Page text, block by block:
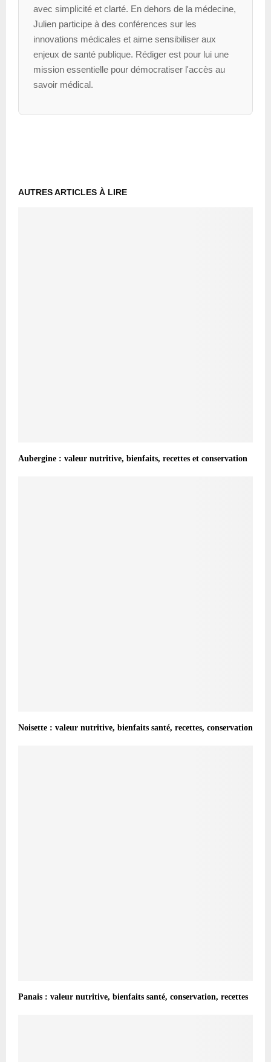
avec simplicité et clarté. En dehors de la médecine,
Julien participe à des conférences sur les
innovations médicales et aime sensibiliser aux
enjeux de santé publique. Rédiger est pour lui une
mission essentielle pour démocratiser l'accès au
savoir médical.
AUTRES ARTICLES À LIRE
Aubergine : valeur nutritive, bienfaits, recettes et conservation
Noisette : valeur nutritive, bienfaits santé, recettes, conservation
Panais : valeur nutritive, bienfaits santé, conservation, recettes